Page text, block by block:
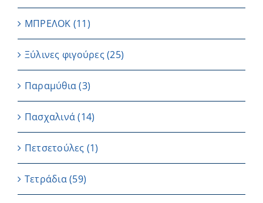
ΜΠΡΕΛΟΚ (11)
Ξύλινες φιγούρες(25)
Παραμύθια (3)
Πασχαλινά (14)
Πετσετούλες (1)
Τετράδια(59)